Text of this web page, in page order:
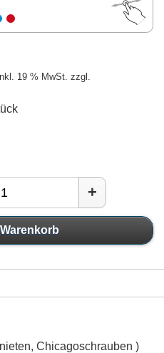
19 % MwSt. zzgl.
+
Chicagoschrauben )